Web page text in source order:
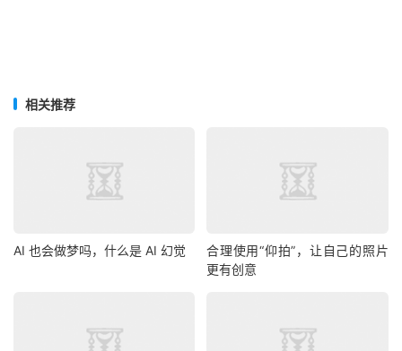
相关推荐
AI 也会做梦吗，什么是 AI 幻觉
合理使用“仰拍”，让自己的照片
更有创意